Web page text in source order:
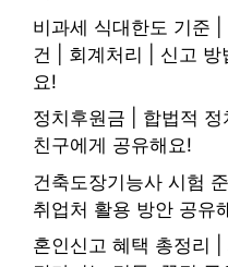
비과세 식대한도 기준
건 | 회계처리 | 신고 방
요!
정치후원금 | 합법적
친구에게 공유해요!
건축도장기능사 시험
취업처 활용 방안 공유
혼인신고 혜택 총정리